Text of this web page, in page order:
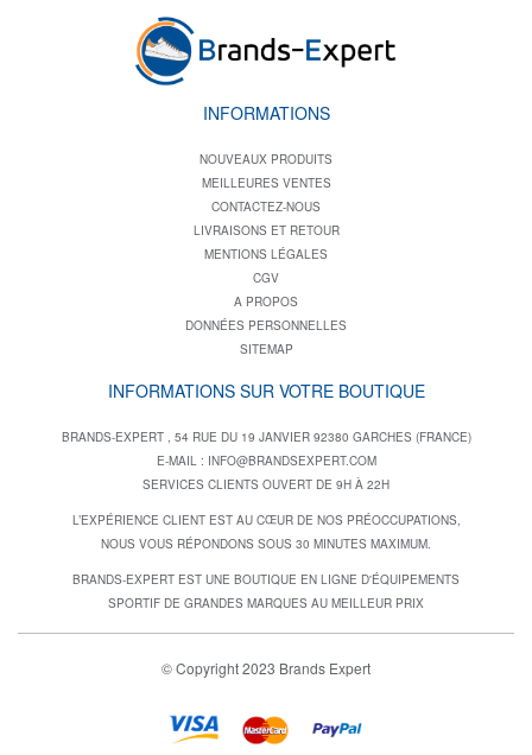
INFORMATIONS
NOUVEAUX PRODUITS
MEILLEURES VENTES
CONTACTEZ-NOUS
LIVRAISONS ET RETOUR
MENTIONS LÉGALES
CGV
A PROPOS
DONNÉES PERSONNELLES
SITEMAP
INFORMATIONS SUR VOTRE BOUTIQUE
BRANDS-EXPERT , 54 RUE DU 19 JANVIER 92380 GARCHES (FRANCE)
E-MAIL : INFO@BRANDSEXPERT.COM
SERVICES CLIENTS OUVERT DE 9H À 22H
L’EXPÉRIENCE CLIENT EST AU CŒUR DE NOS PRÉOCCUPATIONS,
NOUS VOUS RÉPONDONS SOUS 30 MINUTES MAXIMUM.
BRANDS-EXPERT EST UNE BOUTIQUE EN LIGNE D'ÉQUIPEMENTS
SPORTIF DE GRANDES MARQUES AU MEILLEUR PRIX
© Copyright 2023 Brands Expert